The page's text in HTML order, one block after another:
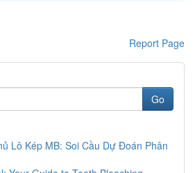
Report Page
Go
Lô Kép MB: Soi Cầu Dự Đoán Phân